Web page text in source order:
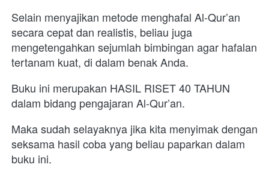
Selain menyajikan metode menghafal Al-Qur’an
secara cepat dan realistis, beliau juga
mengetengahkan sejumlah bimbingan agar hafalan
tertanam kuat, di dalam benak Anda.
Buku ini merupakan HASIL RISET 40 TAHUN
dalam bidang pengajaran Al-Qur’an.
Maka sudah selayaknya jika kita menyimak dengan
seksama hasil coba yang beliau paparkan dalam
buku ini.